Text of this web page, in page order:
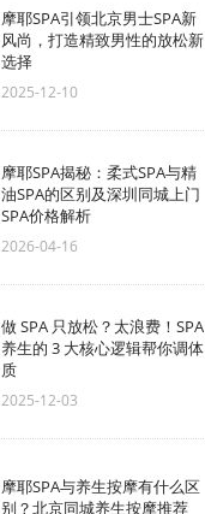
摩耶SPA引领北京男士SPA新
风尚，打造精致男性的放松新
选择
2025-12-10
摩耶SPA揭秘：柔式SPA与精
油SPA的区别及深圳同城上门
SPA价格解析
2026-04-16
做 SPA 只放松？太浪费！SPA
养生的 3 大核心逻辑帮你调体
质
2025-12-03
摩耶SPA与养生按摩有什么区
别？北京同城养生按摩推荐